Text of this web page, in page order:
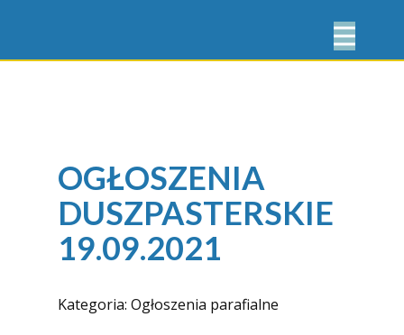
OGŁOSZENIA
DUSZPASTERSKIE
19.09.2021
Kategoria: Ogłoszenia parafialne